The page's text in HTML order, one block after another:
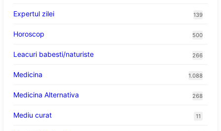
Expertul zilei 139
Horoscop 500
Leacuri babesti/naturiste 266
Medicina 1.088
Medicina Alternativa 268
Mediu curat 11